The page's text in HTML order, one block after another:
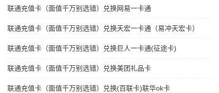
联通充值卡（面值千万别选错）兑换网易一卡通
联通充值卡（面值千万别选错）兑换天宏一卡通（易冲天宏卡）
联通充值卡（面值千万别选错）兑换巨人一卡通(征途卡)
联通充值卡（面值千万别选错）兑换美团礼品卡
联通充值卡（面值千万别选错）兑换(百联卡)联华ok卡